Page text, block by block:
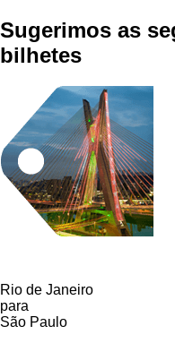
Sugerimos as
bilhetes
Rio de Janeiro
para
São Paulo